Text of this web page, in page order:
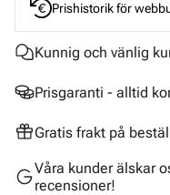
Prishistorik för
Kunnig och vänlig
Prisgaranti - alltid
Gratis frakt på
Våra kunder älskar
recensioner!